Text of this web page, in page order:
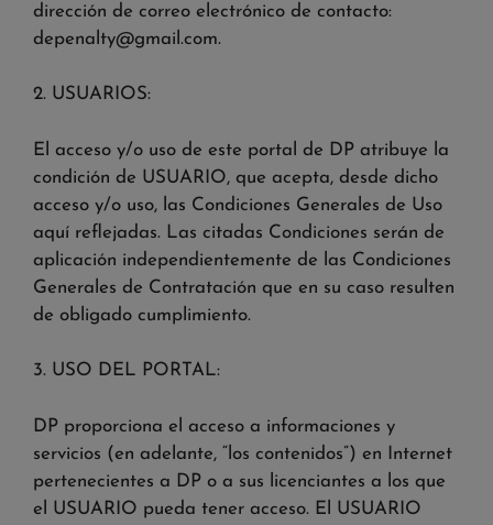
dirección de correo electrónico de contacto:
depenalty@gmail.com.
2. USUARIOS:
El acceso y/o uso de este portal de DP atribuye la
condición de USUARIO, que acepta, desde dicho
acceso y/o uso, las Condiciones Generales de Uso
aquí reflejadas. Las citadas Condiciones serán de
aplicación independientemente de las Condiciones
Generales de Contratación que en su caso resulten
de obligado cumplimiento.
3. USO DEL PORTAL:
DP proporciona el acceso a informaciones y
servicios (en adelante, “los contenidos”) en Internet
pertenecientes a DP o a sus licenciantes a los que
el USUARIO pueda tener acceso. El USUARIO